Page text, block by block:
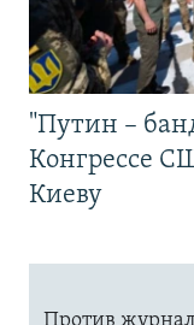
"Путин –
Конгрессе
Киеву